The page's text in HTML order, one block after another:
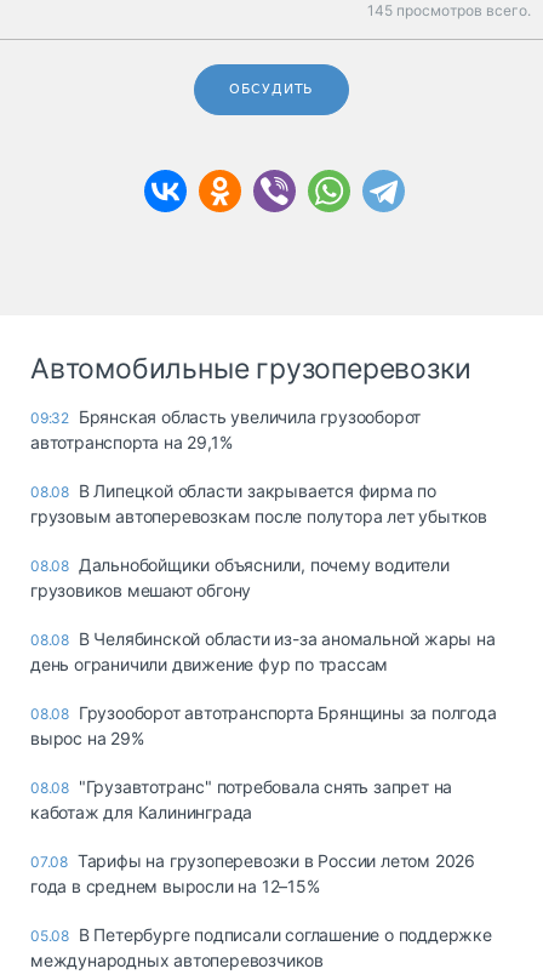
145 просмотров всего.
ОБСУДИТЬ
Автомобильные грузоперевозки
09:32 Брянская область увеличила грузооборот
автотранспорта на 29,1%
08.08 В Липецкой области закрывается фирма по
грузовым автоперевозкам после полутора лет убытков
08.08 Дальнобойщики объяснили, почему водители
грузовиков мешают обгону
08.08 В Челябинской области из-за аномальной жары на
день ограничили движение фур по трассам
08.08 Грузооборот автотранспорта Брянщины за полгода
вырос на 29%
08.08 "Грузавтотранс" потребовала снять запрет на
каботаж для Калининграда
07.08 Тарифы на грузоперевозки в России летом 2026
года в среднем выросли на 12–15%
05.08 В Петербурге подписали соглашение о поддержке
международных автоперевозчиков